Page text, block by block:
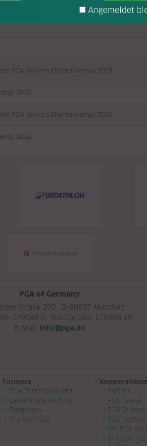
PGA Seniors Championship 2025
2025
PGA Seniors Championship 2026
2026
Angemeldet
PGA of Germany
Straße 290 . D-80687 München
179588 0 . Telefax: 089-179588 29
E-Mail: info@pga.de
Turniere
PGA Turnierkalender
Genehmigte ProAms
Ranglisten
Pro Golf Tour
Partner
PGA Travel
PGA
PGA
Die PGA
Pro Golf